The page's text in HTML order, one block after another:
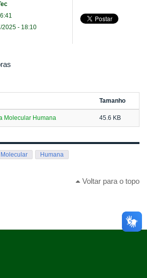
2025 - 18:10
Tamanho
Molecular Humana 45.6 KB
Molecular Humana
Voltar para o topo